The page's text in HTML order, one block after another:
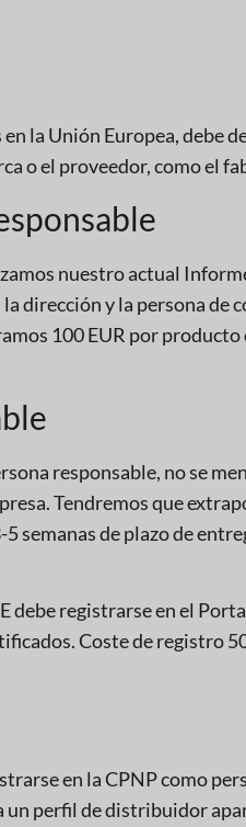
la Unión Europea, debe
o el proveedor, como el
nuestro actual
dirección y la persona de
100 EUR por producto
responsable, no se
Tendremos que
semanas de plazo de
debe registrarse en el
Coste de registro
en la CPNP como
un perfil de distribuidor